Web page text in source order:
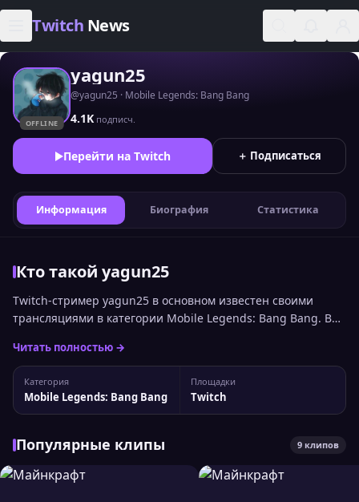
Skip to content
Twitch News
OFFLINE
yagun25
@yagun25 · Mobile Legends: Bang Bang
4.1K подписч.
Перейти на Twitch ＋ Подписаться
Информация Биография Статистика
Кто такой yagun25
Twitch-стример yagun25 в основном известен своими
трансляциями в категории Mobile Legends: Bang Bang. В
русскоязычной аудитории канал сейчас занимает 2358
место. Статистика канала yagun25 Статистика канала:
4 140 подписчиков, пиковый онлайн — 431 зрителей. Для
более детального анализа вы можете сравнить...
Читать полностью →
Категория
Mobile Legends: Bang Bang
Площадки
Twitch
Популярные клипы 9 клипов